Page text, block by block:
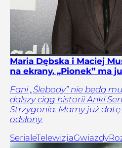
Maria Dębska i Maciej
na ekrany. „Pionek” ma
Fani „Ślebody” nie będą
dalszy ciąg historii Anki
Strzygonia. Mamy już
odsłony.
SerialeTelewizjaGwiazdy